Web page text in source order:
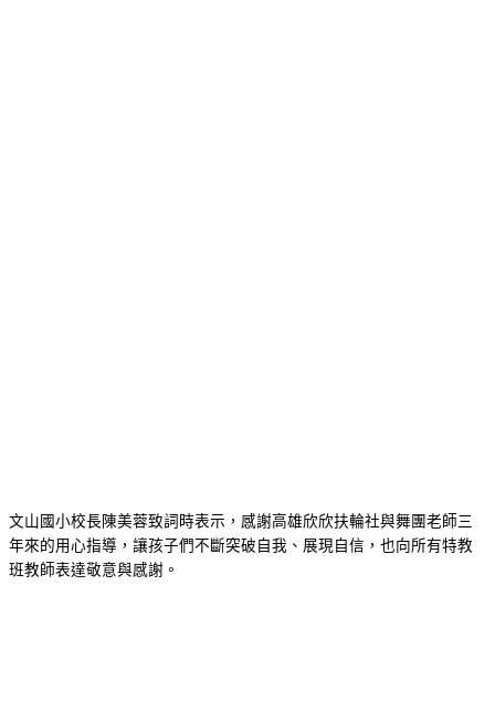
文山國小校長陳美蓉致詞時表示，感謝高雄欣欣扶輪社與舞團老師三
年來的用心指導，讓孩子們不斷突破自我、展現自信，也向所有特教
班教師表達敬意與感謝。